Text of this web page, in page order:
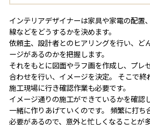
インテリアデザイナーは家具や家電の配置
線などをどうするかを決めます。
依頼主、設計者とのヒアリングを行い、ど
ージがあるのかを把握します。
それをもとに図面やラフ画を作成し、プレ
合わせを行い、イメージを決定。 そこで終
施工現場に行き確認作業も必要です。
イメージ通りの施工ができているかを確認
一緒に作りあげていくのです。 頻繁に打ち
必要があるので、意外と忙しくなることが